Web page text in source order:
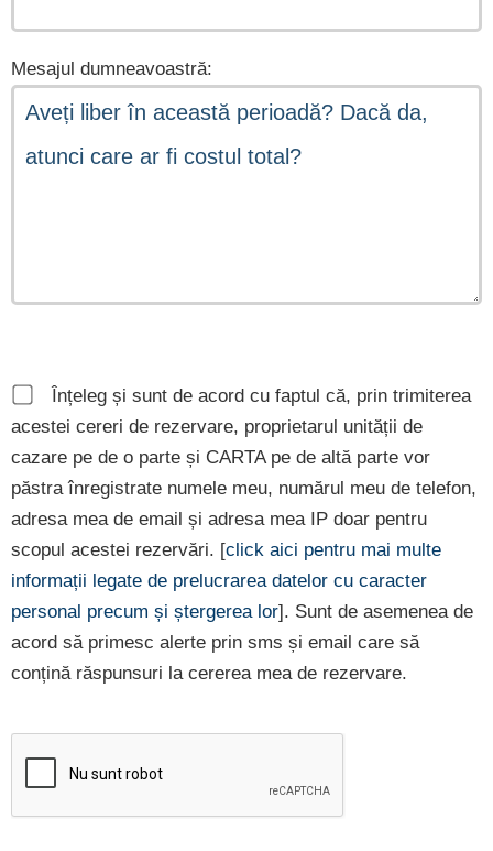
Mesajul dumneavoastră:
Înțeleg și sunt de acord cu faptul că, prin trimiterea
acestei cereri de rezervare, proprietarul unității de
cazare pe de o parte și CARTA pe de altă parte vor
păstra înregistrate numele meu, numărul meu de telefon,
adresa mea de email și adresa mea IP doar pentru
scopul acestei rezervări. [click aici pentru mai multe
informații legate de prelucrarea datelor cu caracter
personal precum și ștergerea lor]. Sunt de asemenea de
acord să primesc alerte prin sms și email care să
conțină răspunsuri la cererea mea de rezervare.